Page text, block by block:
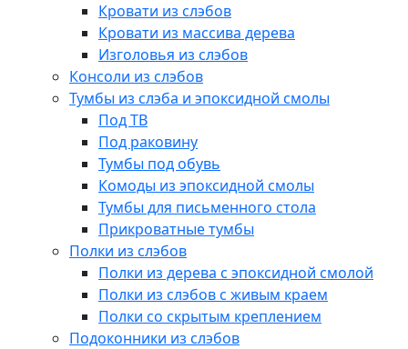
Кровати из слэбов
Кровати из массива дерева
Изголовья из слэбов
Консоли из слэбов
Тумбы из слэба и эпоксидной смолы
Под ТВ
Под раковину
Тумбы под обувь
Комоды из эпоксидной смолы
Тумбы для письменного стола
Прикроватные тумбы
Полки из слэбов
Полки из дерева с эпоксидной смолой
Полки из слэбов с живым краем
Полки со скрытым креплением
Подоконники из слэбов